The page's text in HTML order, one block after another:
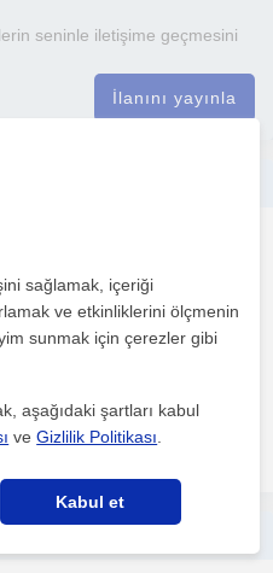
seninle iletişime geçmesini
İlanını yayınla
oldu ve oyuncularimin velileri
c...
Ücretsiz iletişime geç
sağlamak, içeriği
ve etkinliklerini ölçmenin
sunmak için çerezler gibi
aşağıdaki şartları kabul
veGizlilik Politikası
Kabul et